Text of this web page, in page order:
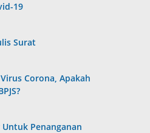
19
Surat
Corona, Apakah
Penanganan